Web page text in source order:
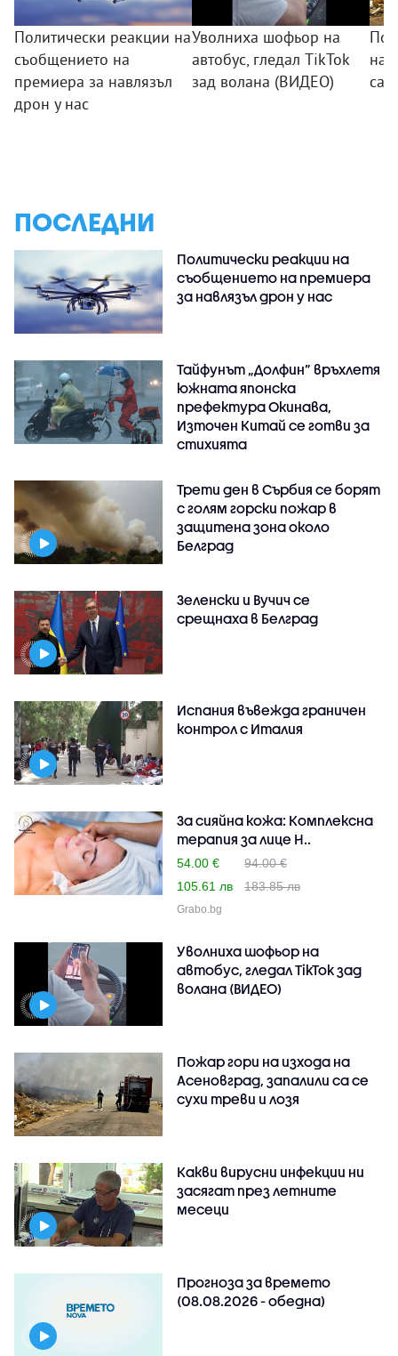
Политически реакции на
съобщението на
премиера за навлязъл
дрон у нас
Уволниха шофьор на
автобус, гледал TikTok
зад волана (ВИДЕО)
на
са
ПОСЛЕДНИ
Политически реакции на
съобщението на премиера
за навлязъл дрон у нас
Тайфунът „Долфин” връхлетя
южната японска
префектура Окинава,
Източен Китай се готви за
стихията
Трети ден в Сърбия се борят
с голям горски пожар в
защитена зона около
Белград
Зеленски и Вучич се
срещнаха в Белград
Испания въвежда граничен
контрол с Италия
За сияйна кожа: Комплексна
терапия за лице H..
54.00 €
94.00 €
105.61 лв
183.85 лв
Grabo.bg
Уволниха шофьор на
автобус, гледал TikTok зад
волана (ВИДЕО)
Пожар гори на изхода на
Асеновград, запалили са се
сухи треви и лозя
Какви вирусни инфекции ни
засягат през летните
месеци
Прогноза за времето
(08.08.2026 - обедна)